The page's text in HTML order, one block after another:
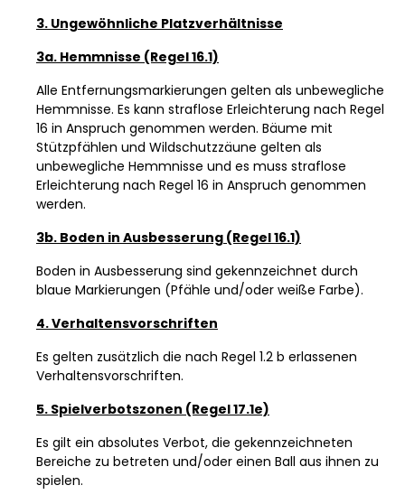
3. Ungewöhnliche Platzverhältnisse
3a. Hemmnisse (Regel 16.1)
Alle Entfernungsmarkierungen gelten als unbewegliche
Hemmnisse. Es kann straflose Erleichterung nach Regel
16 in Anspruch genommen werden. Bäume mit
Stützpfählen und Wildschutzzäune gelten als
unbewegliche Hemmnisse und es muss straflose
Erleichterung nach Regel 16 in Anspruch genommen
werden.
3b. Boden in Ausbesserung (Regel 16.1)
Boden in Ausbesserung sind gekennzeichnet durch
blaue Markierungen (Pfähle und/oder weiße Farbe).
4. Verhaltensvorschriften
Es gelten zusätzlich die nach Regel 1.2 b erlassenen
Verhaltensvorschriften.
5. Spielverbotszonen (Regel 17.1e)
Es gilt ein absolutes Verbot, die gekennzeichneten
Bereiche zu betreten und/oder einen Ball aus ihnen zu
spielen.